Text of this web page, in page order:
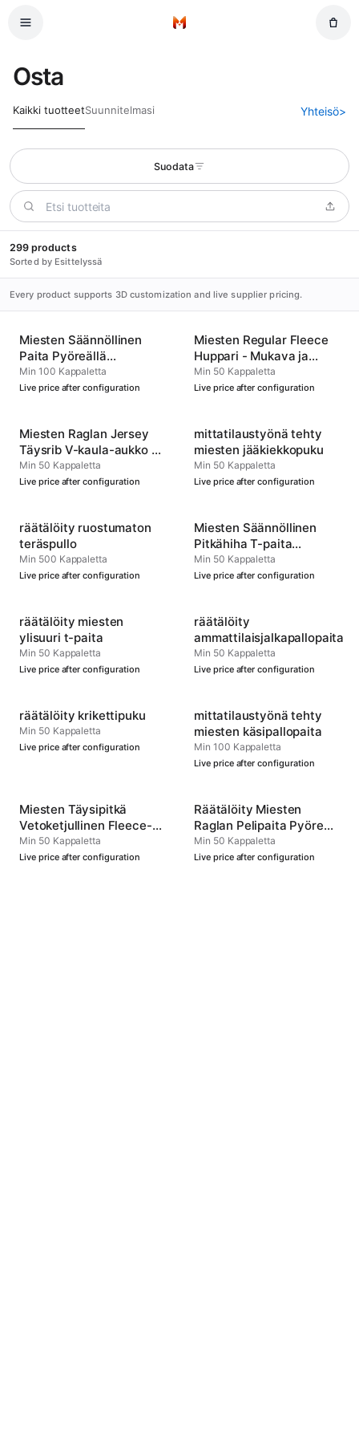
Etusivu
Osta
Kaikki tuotteetSuunnitelmasi Yhteisö>
Suodata
299 products
Sorted by Esittelyssä
Every product supports 3D customization and live supplier pricing.
Miesten Säännöllinen
Paita Pyöreällä
Kauluksella -
Mukautettava
Min 100 Kappaletta
Live price after configuration
Miesten Regular Fleece
Huppari - Mukava ja
Kestävä
Min 50 Kappaletta
Live price after configuration
Miesten Raglan Jersey
Täysrib V-kaula-aukko –
Virallinen Joukkueen
Suoritusasu
Min 50 Kappaletta
Live price after configuration
mittatilaustyönä tehty
miesten jääkiekkopuku
Min 50 Kappaletta
Live price after configuration
räätälöity ruostumaton
teräspullo
Min 500 Kappaletta
Live price after configuration
Miesten Säännöllinen
Pitkähiha T-paita
Pyöreällä Kauluksella
Min 50 Kappaletta
Live price after configuration
räätälöity miesten
ylisuuri t-paita
Min 50 Kappaletta
Live price after configuration
räätälöity
ammattilaisjalkapallopaita
Min 50 Kappaletta
Live price after configuration
räätälöity krikettipuku
Min 50 Kappaletta
Live price after configuration
mittatilaustyönä tehty
miesten käsipallopaita
Min 100 Kappaletta
Live price after configuration
Miesten Täysipitkä
Vetoketjullinen Fleece-
Huppari
Min 50 Kappaletta
Live price after configuration
Räätälöity Miesten
Raglan Pelipaita Pyöreä
Kaula Type 4
Min 50 Kappaletta
Live price after configuration